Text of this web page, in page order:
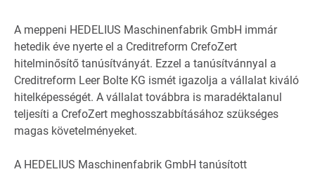
A meppeni HEDELIUS Maschinenfabrik GmbH immár
hetedik éve nyerte el a Creditreform CrefoZert
hitelminősítő tanúsítványát. Ezzel a tanúsítvánnyal a
Creditreform Leer Bolte KG ismét igazolja a vállalat kiváló
hitelképességét. A vállalat továbbra is maradéktalanul
teljesíti a CrefoZert meghosszabbításához szükséges
magas követelményeket.
A HEDELIUS Maschinenfabrik GmbH tanúsított